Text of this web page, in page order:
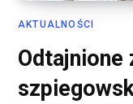
AKTUALNOŚCI
Odtajnione